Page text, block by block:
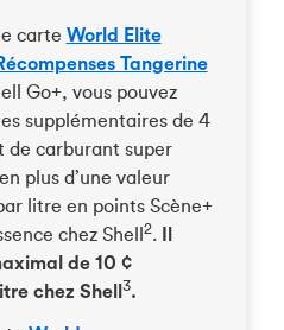
carte World Elite
Tangerine
Go+, vous pouvez
supplémentaires de 4
de carburant super
plus d’une valeur
litre en points Scène+
chez Shell2. Il
de 10 ¢
chez Shell3.